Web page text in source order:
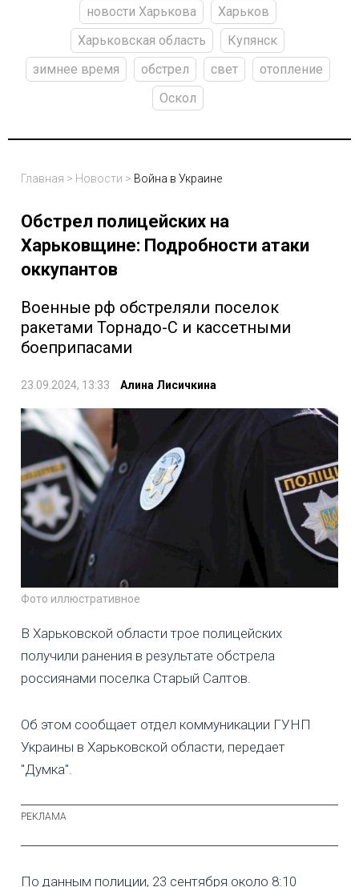
новости Харькова
Харьков
Харьковская область
Купянск
зимнее время
обстрел свет
отопление
Оскол
Главная > Новости > Война в Украине
Обстрел полицейских на
Харьковщине: Подробности атаки
оккупантов
Военные рф обстреляли поселок
ракетами Торнадо-С и кассетными
боеприпасами
23.09.2024, 13:33 Алина Лисичкина
Фото иллюстративное
В Харьковской области трое полицейских
получили ранения в результате обстрела
россиянами поселка Старый Салтов.
Об этом сообщает отдел коммуникации ГУНП
Украины в Харьковской области, передает
"Думка".
По данным полиции, 23 сентября около 8:10